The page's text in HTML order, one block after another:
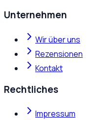
Unternehmen
Wir über uns
Rezensionen
Kontakt
Rechtliches
Impressum